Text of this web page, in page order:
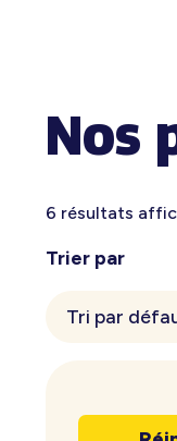
Nos
6 résultats
Trier par